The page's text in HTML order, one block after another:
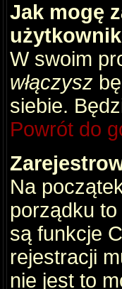
Jak mogę
W swoim
włączysz
siebie.
Powrót do
Na
porządku
są funkcje
rejestracji
nie jest to